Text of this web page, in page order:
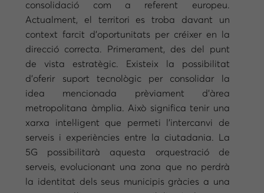
consolidació com a referent europeu.
Actualment, el territori es troba davant un
context farcit d’oportunitats per créixer en la
direcció correcta. Primerament, des del punt
de vista estratègic. Existeix la possibilitat
d’oferir suport tecnològic per consolidar la
idea mencionada prèviament d’àrea
metropolitana àmplia. Això significa tenir una
xarxa intel·ligent que permeti l’intercanvi de
serveis i experiències entre la ciutadania. La
5G possibilitarà aquesta orquestració de
serveis, evolucionant una zona que no perdrà
la identitat dels seus municipis gràcies a una